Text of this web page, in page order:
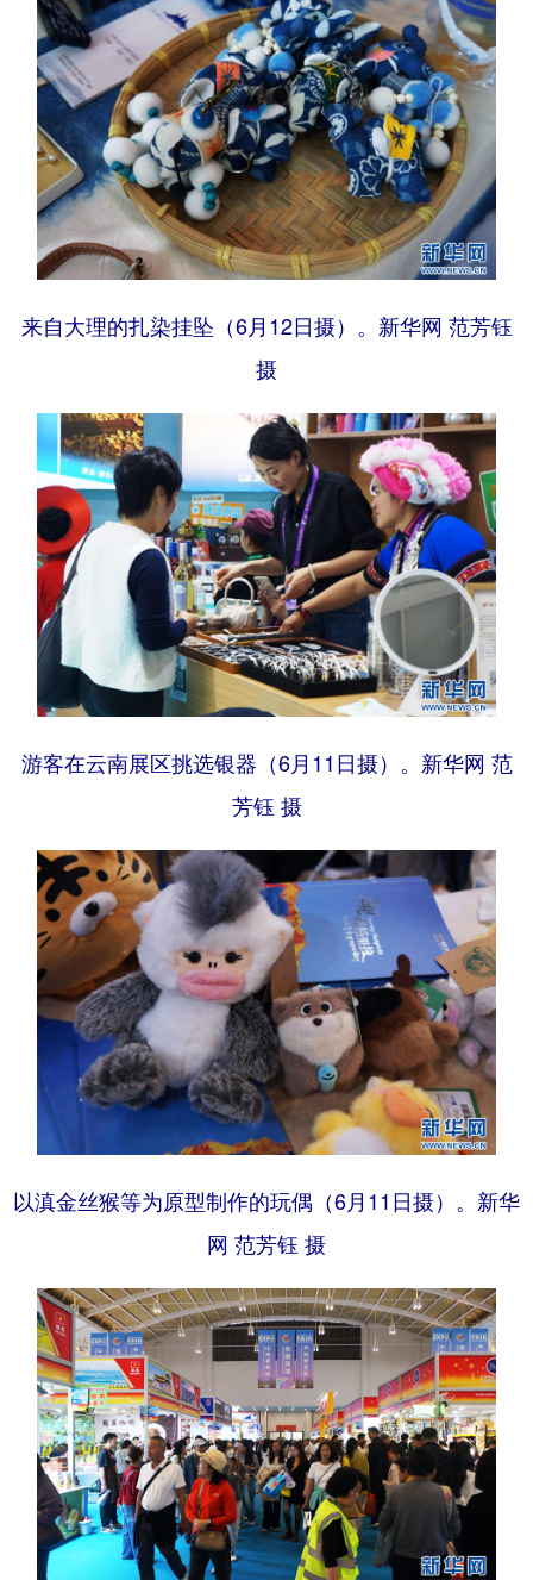
来自大理的扎染挂坠（6月12日摄）。新华网 范芳钰
摄
游客在云南展区挑选银器（6月11日摄）。新华网 范
芳钰 摄
以滇金丝猴等为原型制作的玩偶（6月11日摄）。新华
网 范芳钰 摄